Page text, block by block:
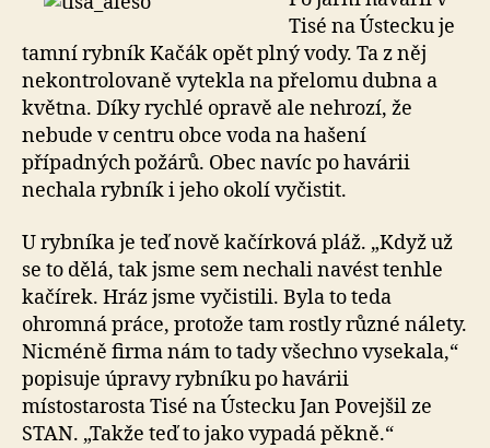
Tisé na Ústecku je
tamní rybník Kačák opět plný vody. Ta z něj
nekontrolovaně vytekla na přelomu dubna a
května. Díky rychlé opravě ale nehrozí, že
nebude v centru obce voda na hašení
případných požárů. Obec navíc po havárii
nechala rybník i jeho okolí vyčistit.
U rybníka je teď nově kačírková pláž. „Když už
se to dělá, tak jsme sem nechali navést tenhle
kačírek. Hráz jsme vyčistili. Byla to teda
ohromná práce, protože tam rostly různé nálety.
Nicméně firma nám to tady všechno vysekala,“
popisuje úpravy rybníku po havárii
místostarosta Tisé na Ústecku Jan Povejšil ze
STAN. „Takže teď to jako vypadá pěkně.“